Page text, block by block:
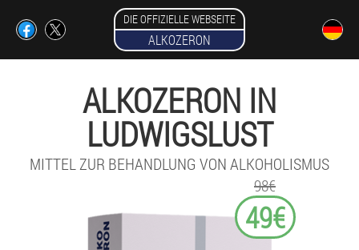
DIE OFFIZIELLE WEBSEITE
ALKOZERON
ALKOZERON IN
LUDWIGSLUST
MITTEL ZUR BEHANDLUNG VON ALKOHOLISMUS
98€
49€